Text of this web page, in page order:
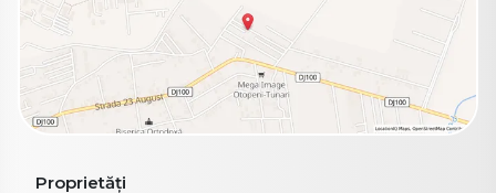
Proprietăți